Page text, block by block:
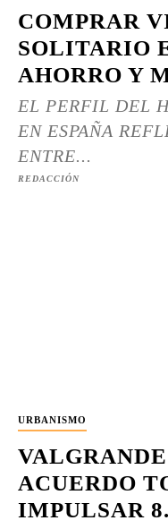
COMPRAR
SOLITARIO
AHORRO Y
EL PERFIL DEL
EN ESPAÑA
ENTRE...
REDACCIÓN
URBANISMO
ACUERDO
IMPULSAR